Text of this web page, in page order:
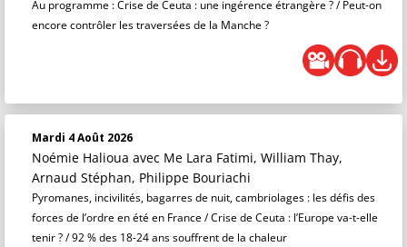
Au programme : Crise de Ceuta : une ingérence étrangère ? / Peut-on
encore contrôler les traversées de la Manche ?
Mardi 4 Août 2026
Noémie Halioua avec Me Lara Fatimi, William Thay,
Arnaud Stéphan, Philippe Bouriachi
Pyromanes, incivilités, bagarres de nuit, cambriolages : les défis des
forces de l’ordre en été en France / Crise de Ceuta : l’Europe va-t-elle
tenir ? / 92 % des 18-24 ans souffrent de la chaleur